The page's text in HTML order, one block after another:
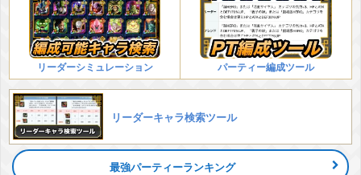
リーダーシミュレーション パーティー編成ツール
リーダーキャラ検索ツール
最強パーティーランキング